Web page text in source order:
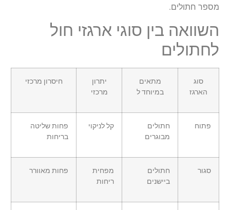
מספר חתולים.
השוואה בין סוגי ארגזי חול
לחתולים
סוג
הארגז
מתאים
במיוחד ל
יתרון
מרכזי
חיסרון מרכזי
פתוח
חתולים
מבוגרים
קל לניקוי
פחות שליטה
בריחות
סגור
חתולים
ביישנים
מפחית
ריחות
פחות מאוורר